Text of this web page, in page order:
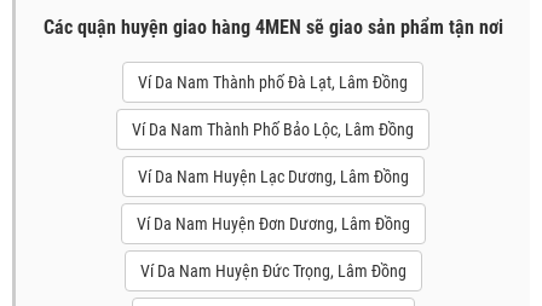
Các quận huyện giao hàng 4MEN sẽ giao sản phẩm tận nơi
Ví Da Nam Thành phố Đà Lạt, Lâm Đồng
Ví Da Nam Thành Phố Bảo Lộc, Lâm Đồng
Ví Da Nam Huyện Lạc Dương, Lâm Đồng
Ví Da Nam Huyện Đơn Dương, Lâm Đồng
Ví Da Nam Huyện Đức Trọng, Lâm Đồng